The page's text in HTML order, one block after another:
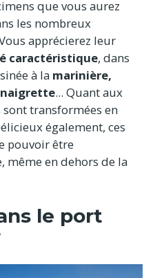
que vous aurez
les nombreux
apprécierez leur
caractéristique, dans
à la marinière,
... Quant aux
transformées en
également, ces
pouvoir être
même en dehors de la
le port